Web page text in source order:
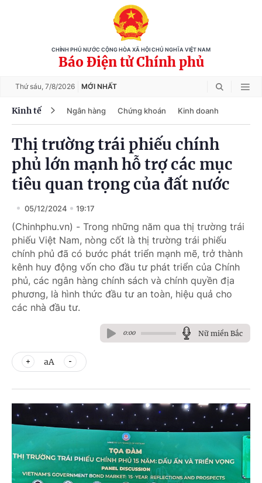
CHÍNH PHỦ NƯỚC CỘNG HÒA XÃ HỘI CHỦ NGHĨA VIỆT NAM
Báo Điện tử Chính phủ
Thứ sáu, 7/8/2026 MỚI NHẤT
Kinh tế Ngân hàng Chứng khoán Kinh doanh
Thị trường trái phiếu chính
phủ lớn mạnh hỗ trợ các mục
tiêu quan trọng của đất nước
05/12/2024 19:17
(Chinhphu.vn) - Trong những năm qua thị trường trái
phiếu Việt Nam, nòng cốt là thị trường trái phiếu
chính phủ đã có bước phát triển mạnh mẽ, trở thành
kênh huy động vốn cho đầu tư phát triển của Chính
phủ, các ngân hàng chính sách và chính quyền địa
phương, là hình thức đầu tư an toàn, hiệu quả cho
các nhà đầu tư.
0:00 Nữ miền Bắc
aA